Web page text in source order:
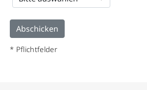
* Pflichtfelder